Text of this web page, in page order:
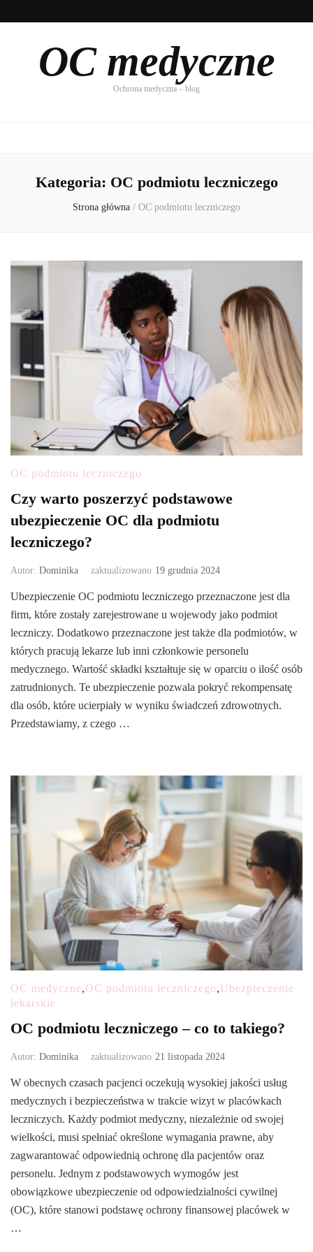
OC medyczne
Ochrona medyczna – blog
Kategoria: OC podmiotu leczniczego
Strona główna / OC podmiotu leczniczego
OC podmiotu leczniczego
Czy warto poszerzyć podstawowe
ubezpieczenie OC dla podmiotu
leczniczego?
Autor: Dominika zaktualizowano 19 grudnia 2024
Ubezpieczenie OC podmiotu leczniczego przeznaczone jest dla
firm, które zostały zarejestrowane u wojewody jako podmiot
leczniczy. Dodatkowo przeznaczone jest także dla podmiotów, w
których pracują lekarze lub inni członkowie personelu
medycznego. Wartość składki kształtuje się w oparciu o ilość osób
zatrudnionych. Te ubezpieczenie pozwala pokryć rekompensatę
dla osób, które ucierpiały w wyniku świadczeń zdrowotnych.
Przedstawiamy, z czego …
OC medyczne,OC podmiotu leczniczego,Ubezpieczenie
lekarskie
OC podmiotu leczniczego – co to takiego?
Autor: Dominika zaktualizowano 21 listopada 2024
W obecnych czasach pacjenci oczekują wysokiej jakości usług
medycznych i bezpieczeństwa w trakcie wizyt w placówkach
leczniczych. Każdy podmiot medyczny, niezależnie od swojej
wielkości, musi spełniać określone wymagania prawne, aby
zagwarantować odpowiednią ochronę dla pacjentów oraz
personelu. Jednym z podstawowych wymogów jest
obowiązkowe ubezpieczenie od odpowiedzialności cywilnej
(OC), które stanowi podstawę ochrony finansowej placówek w
…